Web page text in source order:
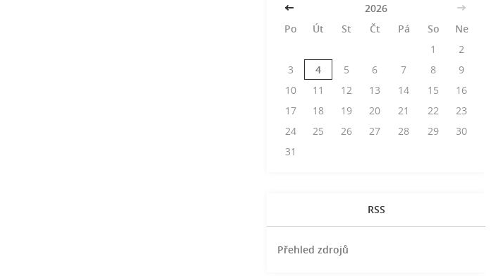
<<
2026
>>
Po
Út St Čt Pá So
Ne
1
2
3
4 5 6 7 8
9
10
11 12 13 14 15
16
17
18 19 20 21 22
23
24
25 26 27 28 29
30
31
RSS
Přehled zdrojů